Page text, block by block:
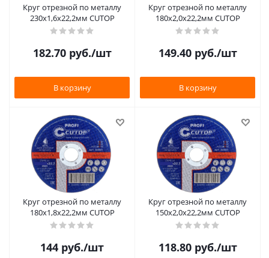
Круг отрезной по металлу
230х1,6х22,2мм CUTOP
182.70руб./шт
В корзину
Круг отрезной по металлу
180х2,0х22,2мм CUTOP
149.40руб./шт
В корзину
Круг отрезной по металлу
180х1,8х22,2мм CUTOP
144 руб./шт
Круг отрезной по металлу
150х2,0х22,2мм CUTOP
118.80руб./шт